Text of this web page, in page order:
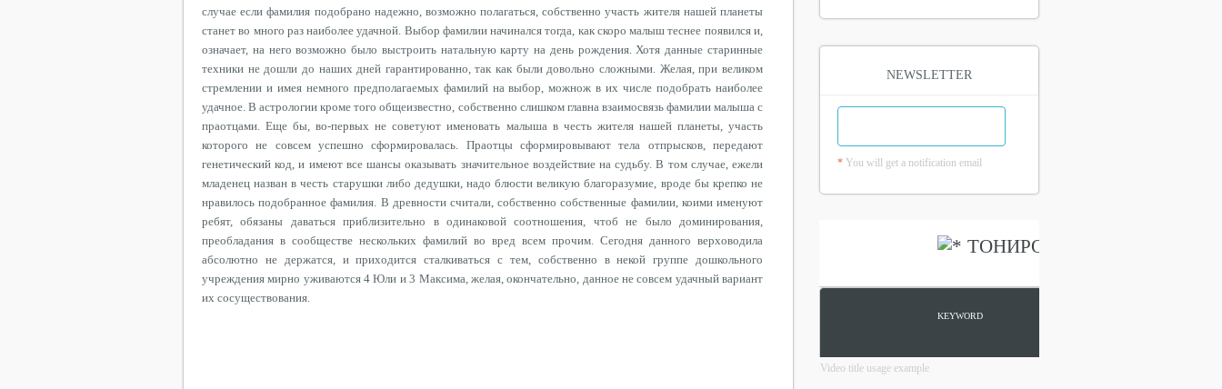
случае если фамилия подобрано надежно, возможно полагаться, собственно участь жителя нашей планеты
станет во много раз наиболее удачной. Выбор фамилии начинался тогда, как скоро малыш теснее появился и,
означает, на него возможно было выстроить натальную карту на день рождения. Хотя данные старинные
техники не дошли до наших дней гарантированно, так как были довольно сложными. Желая, при великом
стремлении и имея немного предполагаемых фамилий на выбор, можнож в их числе подобрать наиболее
удачное. В астрологии кроме того общеизвестно, собственно слишком главна взаимосвязь фамилии малыша с
праотцами. Еще бы, во-первых не советуют именовать малыша в честь жителя нашей планеты, участь
которого не совсем успешно сформировалась. Праотцы сформировывают тела отпрысков, передают
генетический код, и имеют все шансы оказывать значительное воздействие на судьбу. В том случае, ежели
младенец назван в честь старушки либо дедушки, надо блюсти великую благоразумие, вроде бы крепко не
нравилось подобранное фамилия. В древности считали, собственно собственные фамилии, коими именуют
ребят, обязаны даваться приблизительно в одинаковой соотношения, чтоб не было доминирования,
преобладания в сообществе нескольких фамилий во вред всем прочим. Сегодня данного верховодила
абсолютно не держатся, и приходится сталкиваться с тем, собственно в некой группе дошкольного
учреждения мирно уживаются 4 Юли и 3 Максима, желая, окончательно, данное не совсем удачный вариант
их сосуществования.
NEWSLETTER
* You will get a notification email
Video title usage example